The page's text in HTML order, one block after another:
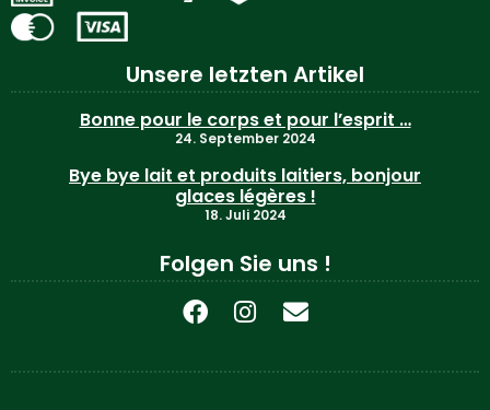
Unsere letzten Artikel
Bonne pour le corps et pour l’esprit …
24. September 2024
Bye bye lait et produits laitiers, bonjour
glaces légères !
18. Juli 2024
Folgen Sie uns !